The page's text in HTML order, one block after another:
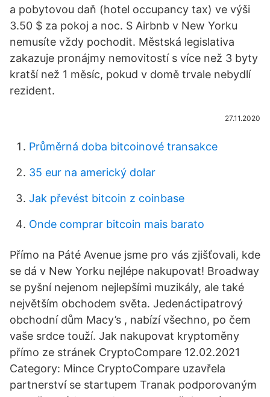
a pobytovou daň (hotel occupancy tax) ve výši
3.50 $ za pokoj a noc. S Airbnb v New Yorku
nemusíte vždy pochodit. Městská legislativa
zakazuje pronájmy nemovitostí s více než 3 byty
kratší než 1 měsíc, pokud v domě trvale nebydlí
rezident.
27.11.2020
Průměrná doba bitcoinové transakce
35 eur na americký dolar
Jak převést bitcoin z coinbase
Onde comprar bitcoin mais barato
Přímo na Páté Avenue jsme pro vás zjišťovali, kde
se dá v New Yorku nejlépe nakupovat! Broadway
se pyšní nejenom nejlepšími muzikály, ale také
největším obchodem světa. Jedenáctipatrový
obchodní dům Macy’s , nabízí všechno, po čem
vaše srdce touží. Jak nakupovat kryptoměny
přímo ze stránek CryptoCompare 12.02.2021
Category: Mince CryptoCompare uzavřela
partnerství se startupem Tranak podporovaným